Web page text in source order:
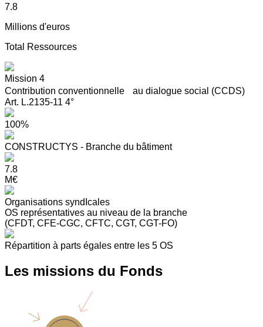
7.8
Millions d'euros
Total Ressources
Mission 4
Contribution conventionnelle au dialogue social (CCDS)
Art. L.2135-11 4°
100%
CONSTRUCTYS - Branche du bâtiment
7.8
M€
Organisations syndIcales
OS représentatives au niveau de la branche
(CFDT, CFE-CGC, CFTC, CGT, CGT-FO)
Répartition à parts égales entre les 5 OS
Les missions du Fonds